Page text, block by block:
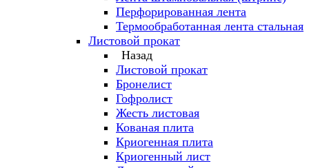
Перфорированная лента
Термообработанная лента стальная
Листовой прокат
Назад
Листовой прокат
Бронелист
Гофролист
Жесть листовая
Кованая плита
Криогенная плита
Криогенный лист